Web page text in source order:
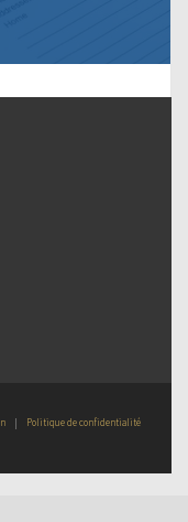
| Politique de confidentialité